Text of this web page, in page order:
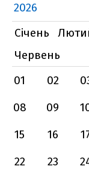
2026
Січень
Червень
01
02
08
09
15
16
22
23